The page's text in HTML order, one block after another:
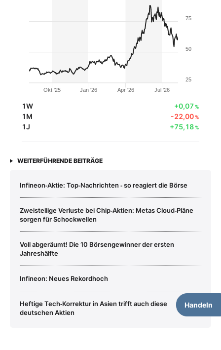
Handeln
Okt '25 Jan '26 Apr '26 Jul '26
25
50
75
1W +0,07 %
1M -22,00%
1J +75,18%
WEITERFÜHRENDE BEITRÄGE
Infineon‑Aktie: Top‑Nachrichten ‑ so reagiert die Börse
Zweistellige Verluste bei Chip‑Aktien: Metas Cloud‑Pläne
sorgen für Schockwellen
Voll abgeräumt! Die 10 Börsengewinner der ersten
Jahreshälfte
Infineon: Neues Rekordhoch
Heftige Tech‑Korrektur in Asien trifft auch diese
deutschen Aktien